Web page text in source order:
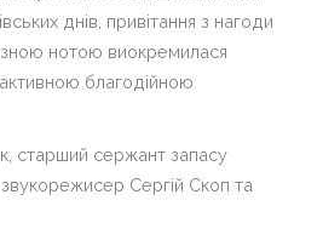
днів, привітання з нагоди
нотою виокремилася
активною благодійною
старший сержант запасу
Сергій Скоп та